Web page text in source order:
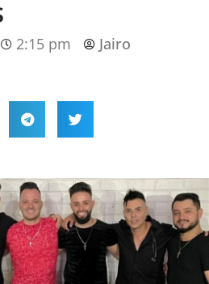
2:15 pm Jairo